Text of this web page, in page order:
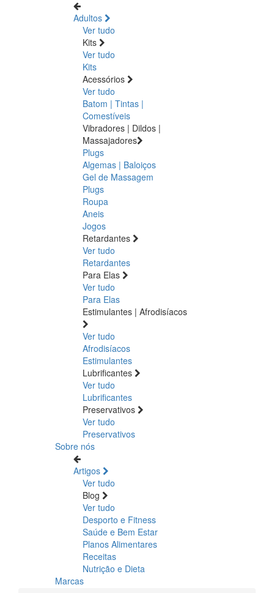
Adultos
Ver tudo
Kits
Ver tudo
Kits
Acessórios
Ver tudo
Batom | Tintas |
Comestíveis
Vibradores | Dildos |
Massajadores
Plugs
Algemas | Baloiços
Gel de Massagem
Plugs
Roupa
Aneis
Jogos
Retardantes
Ver tudo
Retardantes
Para Elas
Ver tudo
Para Elas
Estimulantes | Afrodisíacos
Ver tudo
Afrodisíacos
Estimulantes
Lubrificantes
Ver tudo
Lubrificantes
Preservativos
Ver tudo
Preservativos
Sobre nós
Artigos
Ver tudo
Blog
Ver tudo
Desporto e Fitness
Saúde e Bem Estar
Planos Alimentares
Receitas
Nutrição e Dieta
Marcas